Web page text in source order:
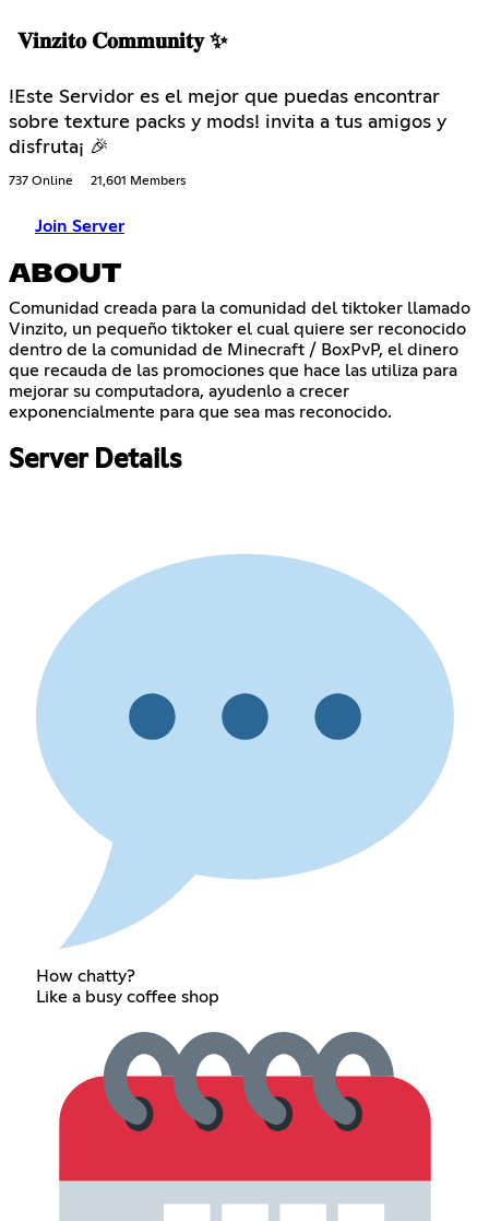
𝐕𝐢𝐧𝐳𝐢𝐭𝐨 𝐂𝐨𝐦𝐦𝐮𝐧𝐢𝐭𝐲 ✨
!Este Servidor es el mejor que puedas encontrar
sobre texture packs y mods! invita a tus amigos y
disfruta¡ 🎉
737 Online 21,601 Members
Join Server
ABOUT
Comunidad creada para la comunidad del tiktoker llamado
Vinzito, un pequeño tiktoker el cual quiere ser reconocido
dentro de la comunidad de Minecraft / BoxPvP, el dinero
que recauda de las promociones que hace las utiliza para
mejorar su computadora, ayudenlo a crecer
exponencialmente para que sea mas reconocido.
Server Details
How chatty?
Like a busy coffee shop